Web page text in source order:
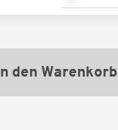
In den Warenkorb